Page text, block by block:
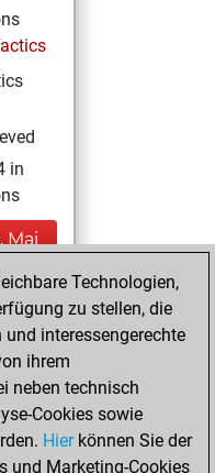
in
Mai
43
Play
+15
Technologien,
zu stellen, die
interessengerechte
ihrem
neben technisch
Cookies sowie
Hierkönnen Sie der
und Marketing-Cookies